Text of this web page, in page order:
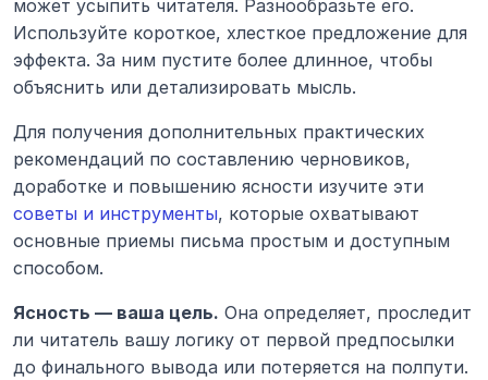
может усыпить читателя. Разнообразьте его.
Используйте короткое, хлесткое предложение для
эффекта. За ним пустите более длинное, чтобы
объяснить или детализировать мысль.
Для получения дополнительных практических
рекомендаций по составлению черновиков,
доработке и повышению ясности изучите эти
советы и инструменты, которые охватывают
основные приемы письма простым и доступным
способом.
Ясность — ваша цель. Она определяет, проследит
ли читатель вашу логику от первой предпосылки
до финального вывода или потеряется на полпути.